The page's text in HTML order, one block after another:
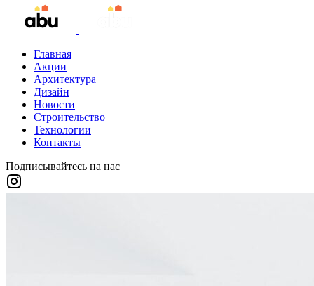
Главная
Акции
Архитектура
Дизайн
Новости
Строительство
Технологии
Контакты
Подписывайтесь на нас